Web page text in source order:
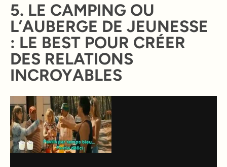
5. LE CAMPING OU
L’AUBERGE DE JEUNESSE
: LE BEST POUR CRÉER
DES RELATIONS
INCROYABLES